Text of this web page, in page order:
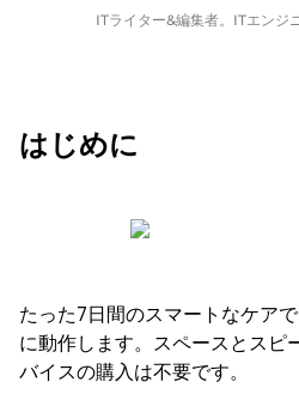
ITライター&編集者。ITエンジ
はじめに
たった7日間のスマートなケア
に動作します。スペースとス
バイスの購入は不要です。